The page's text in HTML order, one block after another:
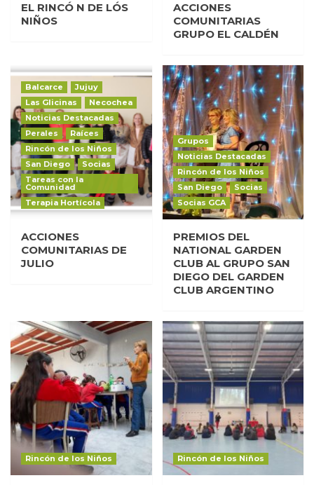
EL RINCÓ N DE LÓS
NIÑOS
ACCIONES
COMUNITARIAS
GRUPO EL CALDÉN
Balcarce
Jujuy
Las Glicinas
Necochea
Noticias Destacadas
Perales
Raíces
Rincón de los Niños
San Diego
Socias
Tareas con la
Comunidad
Terapia Hortícola
ACCIONES
COMUNITARIAS DE
JULIO
Grupos
Noticias Destacadas
Rincón de los Niños
San Diego
Socias
Socias GCA
PREMIOS DEL
NATIONAL GARDEN
CLUB AL GRUPO SAN
DIEGO DEL GARDEN
CLUB ARGENTINO
Rincón de los Niños Rincón de los Niños